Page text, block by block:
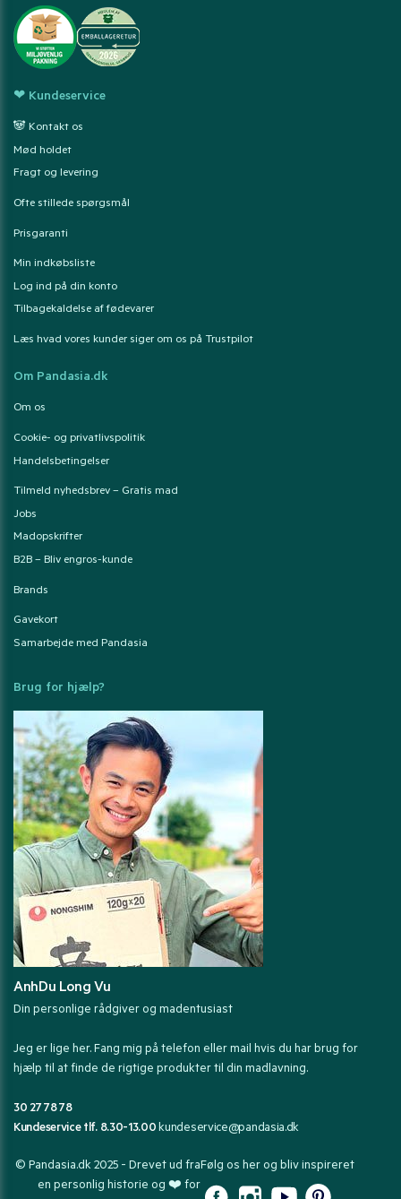
❤ Kundeservice
🐼 Kontakt os
Mød holdet
Fragt og levering
Ofte stillede spørgsmål
Prisgaranti
Min indkøbsliste
Log ind på din konto
Tilbagekaldelse af fødevarer
Læs hvad vores kunder siger om os på Trustpilot
Om Pandasia.dk
Om os
Cookie- og privatlivspolitik
Handelsbetingelser
Tilmeld nyhedsbrev – Gratis mad
Jobs
Madopskrifter
B2B – Bliv engros-kunde
Brands
Gavekort
Samarbejde med Pandasia
Brug for hjælp?
AnhDu Long Vu
Din personlige rådgiver og madentusiast
Jeg er lige her. Fang mig på telefon eller mail hvis du har brug for
hjælp til at finde de rigtige produkter til din madlavning.
30 27 78 78
Kundeservice tlf. 8.30-13.00kundeservice@pandasia.dk
© Pandasia.dk 2025 - Drevet ud fra
en personlig historie og ❤️ for
Følg os her og bliv inspireret